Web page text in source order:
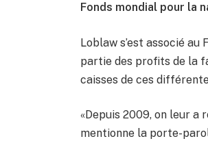
Fonds mondial pour la
Loblaw s’est associé au
partie des profits de la
caisses de ces
«Depuis 2009, on leur a
mentionne la porte-